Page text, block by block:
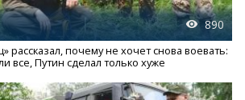
890
почему не хочет снова воевать:
все, Путин сделал только хуже